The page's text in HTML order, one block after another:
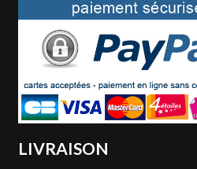
LIVRAISON